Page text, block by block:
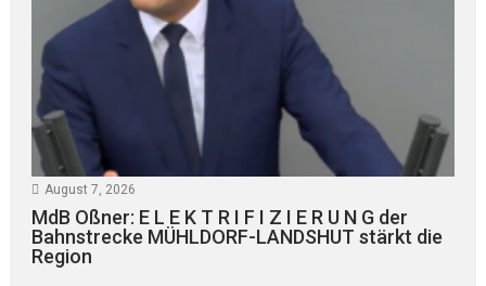
August 7, 2026
MdB Oßner: E L E K T R I F I Z I E R U N G der
Bahnstrecke MÜHLDORF-LANDSHUT stärkt die
Region